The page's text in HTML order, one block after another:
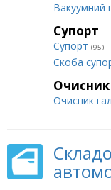
Вакуумний
Супорт
Супорт (95)
Cкоба
Очисник
Очисник